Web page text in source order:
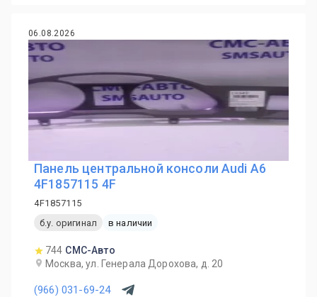
06.08.2026
Панель центральной консоли Audi A6
4F1857115 4F
4F1857115
б.у. оригинал
в наличии
744 СМС-Авто
Москва, ул. Генерала Дорохова, д. 20
(966) 031-69-24